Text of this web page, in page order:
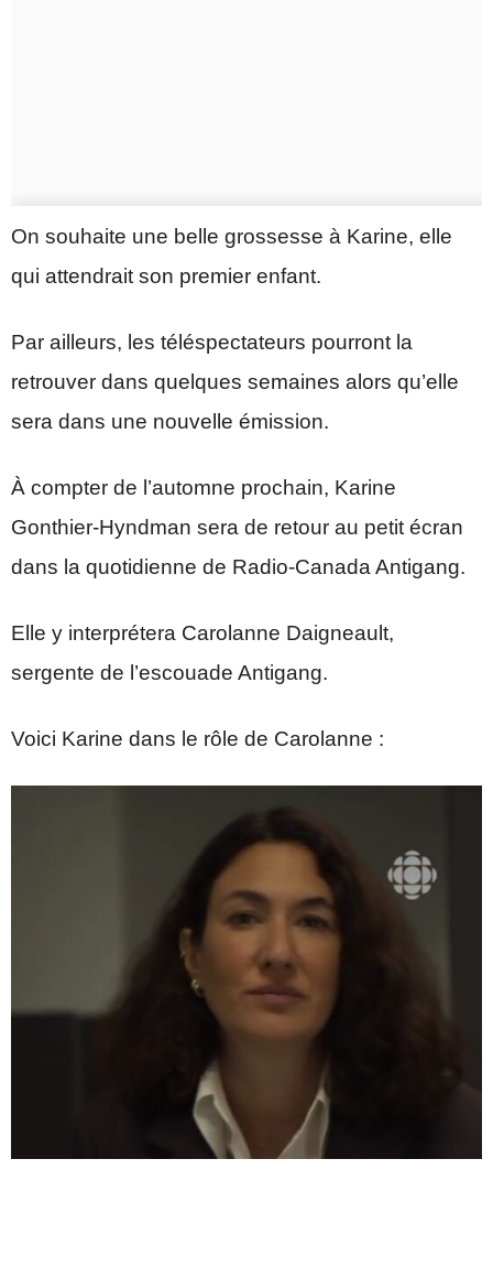
On souhaite une belle grossesse à Karine, elle
qui attendrait son premier enfant.
Par ailleurs, les téléspectateurs pourront la
retrouver dans quelques semaines alors qu’elle
sera dans une nouvelle émission.
À compter de l’automne prochain, Karine
Gonthier-Hyndman sera de retour au petit écran
dans la quotidienne de Radio-Canada Antigang.
Elle y interprétera Carolanne Daigneault,
sergente de l’escouade Antigang.
Voici Karine dans le rôle de Carolanne :